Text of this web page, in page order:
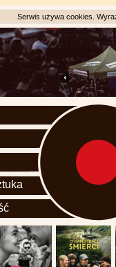
Serwis używa cookies.